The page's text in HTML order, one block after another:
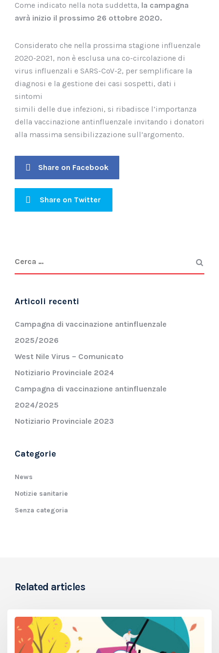
Come indicato nella nota suddetta, la campagna
avrà inizio il prossimo 26 ottobre 2020.
Considerato che nella prossima stagione influenzale
2020-2021, non è esclusa una co-circolazione di
virus influenzali e SARS-CoV-2, per semplificare la
diagnosi e la gestione dei casi sospetti, dati i
sintomi
simili delle due infezioni, si ribadisce l’importanza
della vaccinazione antinfluenzale invitando i donatori
alla massima sensibilizzazione sull’argomento.
Share on Facebook
Share on Twitter
Articoli recenti
Campagna di vaccinazione antinfluenzale
2025/2026
West Nile Virus – Comunicato
Notiziario Provinciale 2024
Campagna di vaccinazione antinfluenzale
2024/2025
Notiziario Provinciale 2023
Categorie
News
Notizie sanitarie
Senza categoria
Related articles